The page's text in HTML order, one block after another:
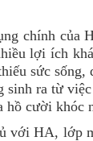
chính của
lợi ích
sức
sinh ra từ
hồ cười khóc
với HA, lớp